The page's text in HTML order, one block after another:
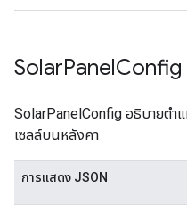
SolarPanelConfig
SolarPanelConfig อธิบายตำแ
เซลล์บนหลังคา
การแสดง JSON